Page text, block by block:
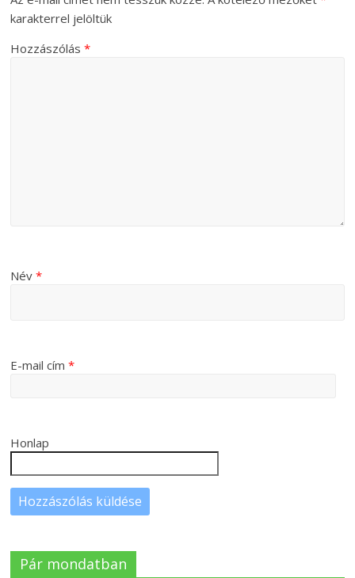
karakterrel jelöltük
Hozzászólás*
Név*
E-mail cím*
Honlap
Pár mondatban